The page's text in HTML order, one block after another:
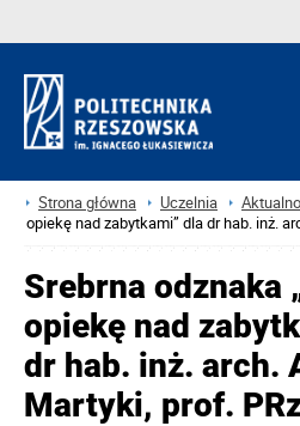
Strona główna Uczelnia
opiekę nad zabytkami” dla dr hab. inż.
Srebrna odznaka
opiekę nad
dr hab. inż. arch.
Martyki, prof.